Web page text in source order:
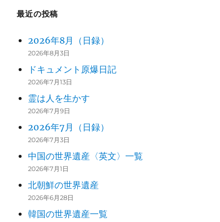
最近の投稿
2026年8月（日録）
2026年8月3日
ドキュメント原爆日記
2026年7月13日
霊は人を生かす
2026年7月9日
2026年7月（日録）
2026年7月3日
中国の世界遺産〈英文〉一覧
2026年7月1日
北朝鮮の世界遺産
2026年6月28日
韓国の世界遺産一覧